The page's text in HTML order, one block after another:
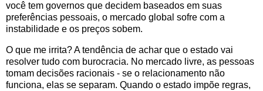
você tem governos que decidem baseados em suas
preferências pessoais, o mercado global sofre com a
instabilidade e os preços sobem.
O que me irrita? A tendência de achar que o estado vai
resolver tudo com burocracia. No mercado livre, as pessoas
tomam decisões racionais - se o relacionamento não
funciona, elas se separam. Quando o estado impõe regras,